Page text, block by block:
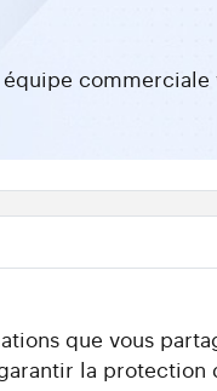
que vous
la protection